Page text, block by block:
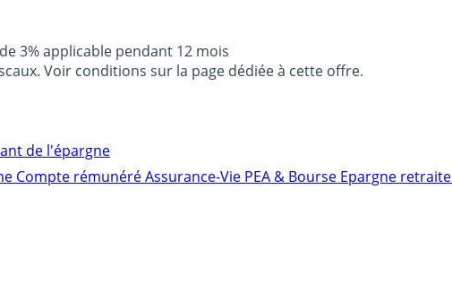
3% applicable pendant 12 mois
Voir conditions sur la page dédiée à cette offre.
de l'épargne
Compte rémunéréAssurance-Vie PEA & Bourse Epargne retraite